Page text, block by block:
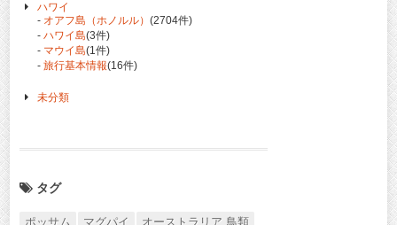
ハワイ
- オアフ島（ホノルル） (2704件)
- ハワイ島(3件)
- マウイ島(1件)
- 旅行基本情報(16件)
未分類
タグ
ポッサム マグパイ
オーストラリア 鳥類